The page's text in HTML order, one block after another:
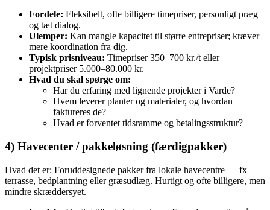
Fordele: Fleksibelt, ofte billigere timepriser, personligt præg
og tæt dialog.
Ulemper: Kan mangle kapacitet til større entrepriser; kræver
mere koordination fra dig.
Typisk prisniveau: Timepriser 350–700 kr./t eller
projektpriser 5.000–80.000 kr.
Hvad du skal spørge om:
Har du erfaring med lignende projekter i Varde?
Hvem leverer planter og materialer, og hvordan
faktureres de?
Hvad er forventet tidsramme og betalingsstruktur?
4) Havecenter / pakkeløsning (færdigpakker)
Hvad det er: Foruddesignede pakker fra lokale havecentre — fx
terrasse, bedplantning eller græsudlæg. Hurtigt og ofte billigere, men
mindre skræddersyet.